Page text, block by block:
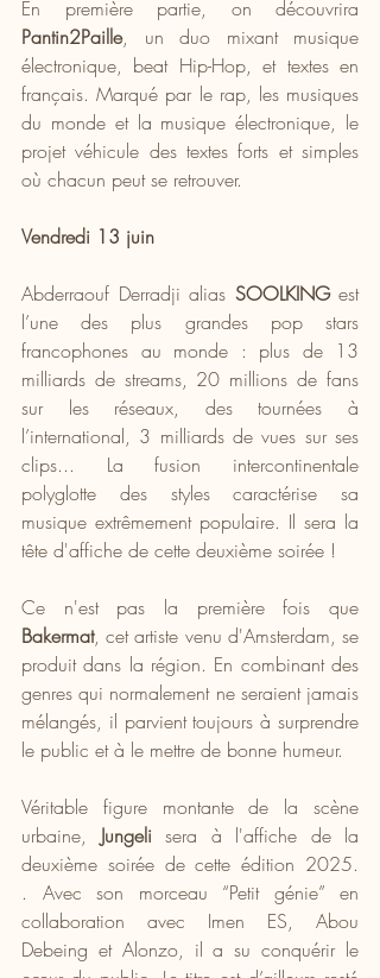
Pantin2Paille, un duo mixant musique
électronique, beat Hip-Hop, et textes en
français. Marqué par le rap, les musiques
du monde et la musique électronique, le
projet véhicule des textes forts et simples
où chacun peut se retrouver.
Vendredi 13 juin
Abderraouf Derradji alias SOOLKING est
l’une des plus grandes pop stars
francophones au monde : plus de 13
milliards de streams, 20 millions de fans
sur les réseaux, des tournées à
l’international, 3 milliards de vues sur ses
clips... La fusion intercontinentale
polyglotte des styles caractérise sa
musique extrêmement populaire. Il sera la
tête d'affiche de cette deuxième soirée !
Ce n'est pas la première fois que
Bakermat, cet artiste venu d'Amsterdam, se
produit dans la région. En combinant des
genres qui normalement ne seraient jamais
mélangés, il parvient toujours à surprendre
le public et à le mettre de bonne humeur.
Véritable figure montante de la scène
urbaine, Jungeli sera à l'affiche de la
deuxième soirée de cette édition 2025.
. Avec son morceau “Petit génie” en
collaboration avec Imen ES, Abou
Debeing et Alonzo, il a su conquérir le